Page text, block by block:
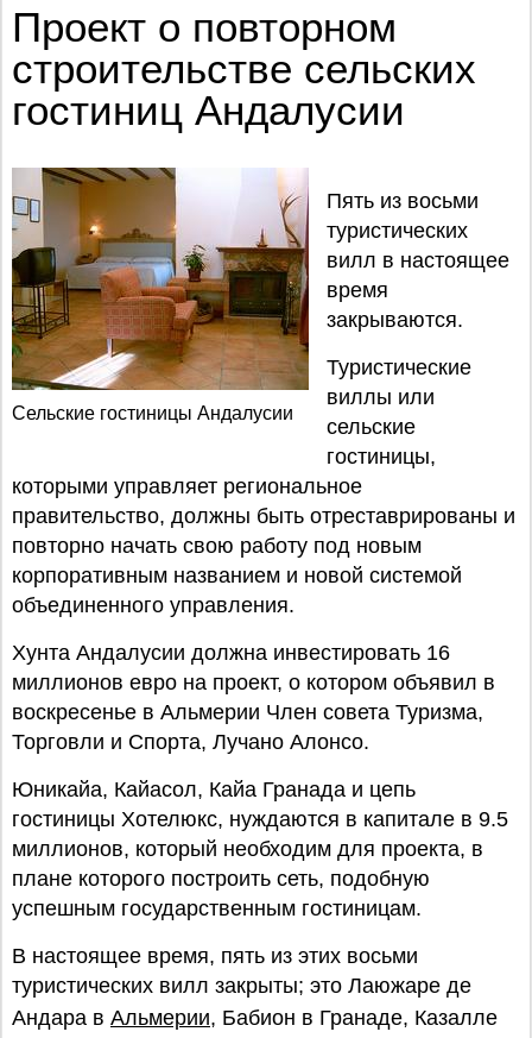
АНДАЛУСИИ
Проект о повторном
строительстве сельских
гостиниц Андалусии
Сельские гостиницы Андалусии
Пять из восьми
туристических
вилл в настоящее
время
закрываются.
Туристические
виллы или
сельские
гостиницы,
которыми управляет региональное
правительство, должны быть отреставрированы и
повторно начать свою работу под новым
корпоративным названием и новой системой
объединенного управления.
Хунта Андалусии должна инвестировать 16
миллионов евро на проект, о котором объявил в
воскресенье в Альмерии Член совета Туризма,
Торговли и Спорта, Лучано Алонсо.
Юникайа, Кайасол, Кайа Гранада и цепь
гостиницы Хотелюкс, нуждаются в капитале в 9.5
миллионов, который необходим для проекта, в
плане которого построить сеть, подобную
успешным государственным гостиницам.
В настоящее время, пять из этих восьми
туристических вилл закрыты; это Лаюжаре де
Андара в Aльмерии, Бабион в Гранаде, Казалле